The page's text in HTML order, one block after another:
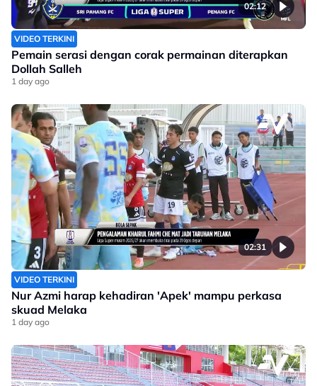
02:12
VIDEO TERKINI
Pemain serasi dengan corak permainan diterapkan
Dollah Salleh
1 day ago
02:31
VIDEO TERKINI
Nur Azmi harap kehadiran 'Apek' mampu perkasa
skuad Melaka
1 day ago